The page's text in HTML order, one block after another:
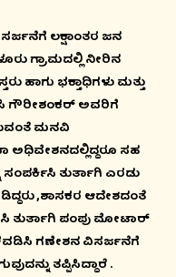
ಲಕ್ಷಾಂತರ ಜನ
ಗ್ರಾಮದಲ್ಲಿ ನೀರಿನ
ಹಾಗು ಭಕ್ತಾಧಿಗಳು ಮತ್ತು
ಗೌರೀಶಂಕರ್ ಅವರಿಗೆ
ಮನವಿ
ಅಧಿವೇಶನದಲ್ಲಿದ್ದರೂ ಸಹ
ತುರ್ತಾಗಿ ಎರಡು
,ಶಾಸಕರ ಆದೇಶದಂತೆ
ತುರ್ತಾಗಿ ಪಂಪು ಮೋಟಾರ್
ಗಣೇಶನ ವಿಸರ್ಜನೆಗೆ
ತಪ್ಪಿಸಿದ್ದಾರೆ .